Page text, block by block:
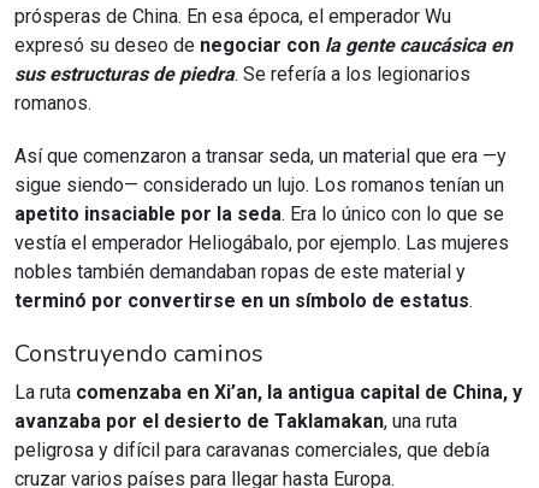
prósperas de China. En esa época, el emperador Wu
expresó su deseo de negociar con la gente caucásica en
sus estructuras de piedra. Se refería a los legionarios
romanos.
Así que comenzaron a transar seda, un material que era —y
sigue siendo— considerado un lujo. Los romanos tenían un
apetito insaciable por la seda. Era lo único con lo que se
vestía el emperador Heliogábalo, por ejemplo. Las mujeres
nobles también demandaban ropas de este material y
terminó por convertirse en un símbolo de estatus.
Construyendo caminos
La ruta comenzaba en Xi’an, la antigua capital de China, y
avanzaba por el desierto de Taklamakan, una ruta
peligrosa y difícil para caravanas comerciales, que debía
cruzar varios países para llegar hasta Europa.